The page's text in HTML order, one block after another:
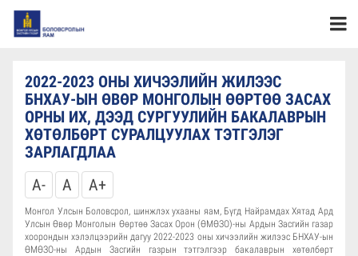
2022-2023 ОНЫ ХИЧЭЭЛИЙН ЖИЛЭЭС
БНХАУ-ЫН ӨВӨР МОНГОЛЫН ӨӨРТӨӨ ЗАСАХ
ОРНЫ ИХ, ДЭЭД СУРГУУЛИЙН БАКАЛАВРЫН
ХӨТӨЛБӨРТ СУРАЛЦУУЛАХ ТЭТГЭЛЭГ
ЗАРЛАГДЛАА
A-
A A+
Монгол Улсын Боловсрол, шинжлэх ухааны яам, Бүгд Найрамдах Хятад Ард
Улсын Өвөр Монголын Өөртөө Засах Орон (ӨМӨЗО)-ны Ардын Засгийн газар
хоорондын хэлэлцээрийн дагуу 2022-2023 оны хичээлийн жилээс БНХАУ-ын
ӨМӨЗО-ны Ардын Засгийн газрын тэтгэлгээр бакалаврын хөтөлбөрт